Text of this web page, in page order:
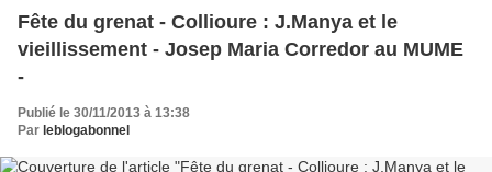
Fête du grenat - Collioure : J.Manya et le
vieillissement - Josep Maria Corredor au MUME
-
Publié le 30/11/2013 à 13:38
Par leblogabonnel